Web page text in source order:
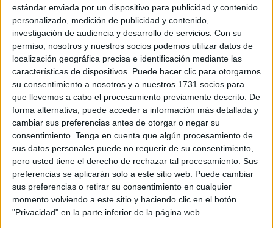
estándar enviada por un dispositivo para publicidad y contenido
personalizado, medición de publicidad y contenido,
investigación de audiencia y desarrollo de servicios. Con su
permiso, nosotros y nuestros socios podemos utilizar datos de
localización geográfica precisa e identificación mediante las
características de dispositivos. Puede hacer clic para otorgarnos
su consentimiento a nosotros y a nuestros 1731 socios para
que llevemos a cabo el procesamiento previamente descrito. De
forma alternativa, puede acceder a información más detallada y
cambiar sus preferencias antes de otorgar o negar su
consentimiento. Tenga en cuenta que algún procesamiento de
sus datos personales puede no requerir de su consentimiento,
pero usted tiene el derecho de rechazar tal procesamiento. Sus
preferencias se aplicarán solo a este sitio web. Puede cambiar
sus preferencias o retirar su consentimiento en cualquier
momento volviendo a este sitio y haciendo clic en el botón
"Privacidad" en la parte inferior de la página web.
La ironía también es importante para el desarrollo del
lenguaje. Al comprender la ironía, los niños pueden
aprender nuevas palabras y expresiones, y pueden
mejorar su capacidad para entender el lenguaje hablado
y escrito. Además, la ironía puede ser una herramienta
para estimular la creatividad de los niños. Al utilizar la
ironía en sus propias expresiones, los niños pueden
experimentar con el lenguaje y desarrollar su propia voz
creativa.